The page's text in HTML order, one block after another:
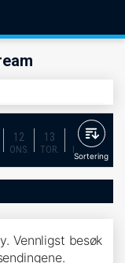
12
ONS.
13
TOR.
14
FRE.
Sortering
Vennligst besøk